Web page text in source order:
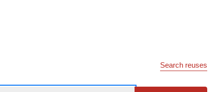
Search reuses